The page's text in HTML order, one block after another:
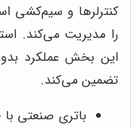
کنترلرها و سیم‌کشی
را مدیریت می‌کند.
این بخش عملکرد
تضمین می‌کند.
باتری صنعتی با